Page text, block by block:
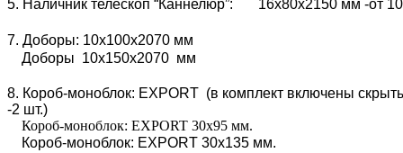
5. Наличник телескоп “Каннелюр”: 16х80х2150 мм -от
7. Доборы: 10х100х2070 мм
Доборы 10х150х2070 мм
8. Короб-моноблок: EXPORT (в комплект включены
-2 шт.)
Короб-моноблок: EXPORT 30х95 мм.
Короб-моноблок: EXPORT 30х135 мм.